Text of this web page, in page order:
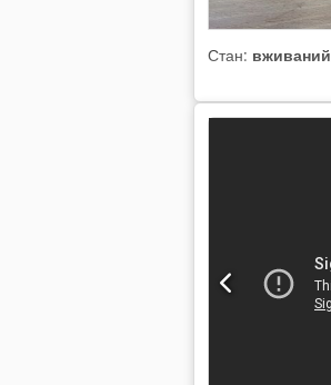
Стан: вживаний